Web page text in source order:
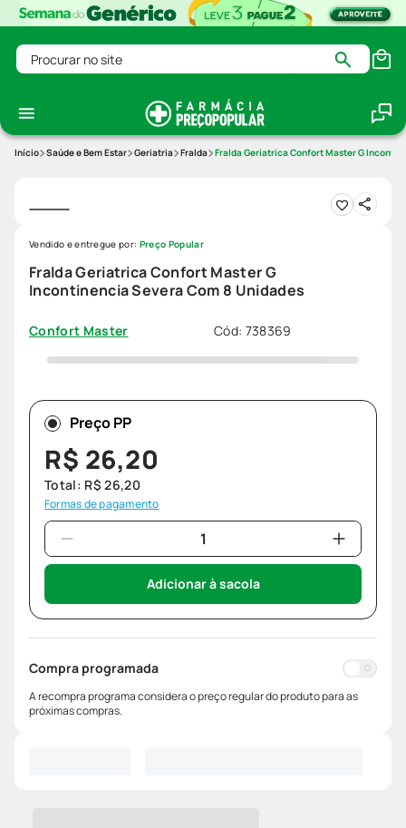
Procurar no site
Saúde e Bem Estar Geriatria Fralda Fralda Geriatrica Confort Master G
Fralda Geriatrica Confort Master G
Incontinencia Severa Com 8 Unidades
Confort Master Cód: 738369
Vendido e entregue por: Preço Popular
Preço PP
R$ 26,20
Total: R$ 26,20
Formas de pagamento
Adicionar à sacola
Compra programada
A recompra programa considera o preço regular do produto para as
próximas compras.